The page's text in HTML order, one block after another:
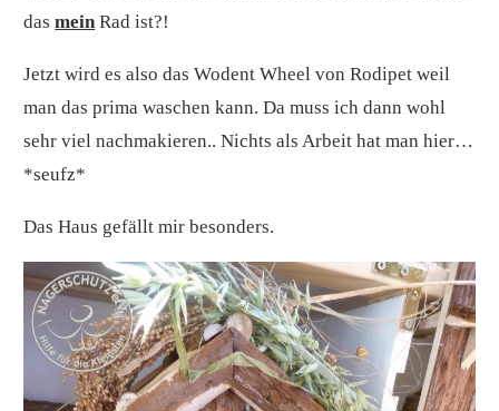
dasmein Rad ist?!
Jetzt wird es also das Wodent Wheel von Rodipet weil
man das prima waschen kann. Da muss ich dann wohl
sehr viel nachmakieren.. Nichts als Arbeit hat man hier…
*seufz*
Das Haus gefällt mir besonders.